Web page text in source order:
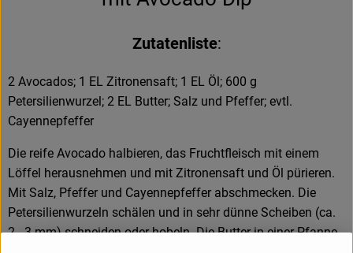
NonFood & Saaten
So geht’s
Service
Hofladen
Zutatenliste:
2 Avocados; 1 EL Zitronensaft; 1 EL Öl; 600 g
Petersilienwurzel; 2 EL Butter; Salz und Pfeffer; evtl.
Cayennepfeffer
Die reife Avocado halbieren, das Fruchtfleisch mit einem
Löffel herausnehmen und mit Zitronensaft und Öl pürieren.
Mit Salz, Pfeffer und Cayennepfeffer abschmecken. Die
Petersilienwurzeln schälen und in sehr dünne Scheiben (ca.
2 - 3 mm) schneiden oder hobeln. Die Butter in einer Pfanne